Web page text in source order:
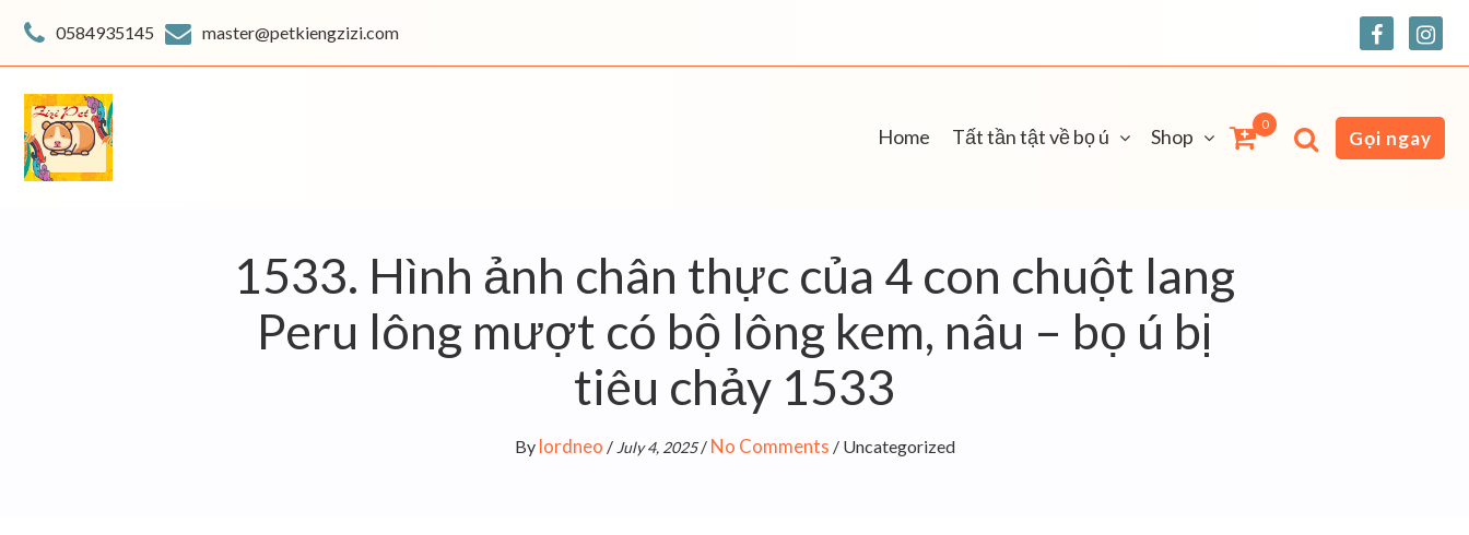
content
0584935145 master@petkiengzizi.com
Home Tất tần tật về bọ ú Shop
0
Gọi ngay
1533. Hình ảnh chân thực của 4 con chuột lang
Peru lông mượt có bộ lông kem, nâu – bọ ú bị
tiêu chảy 1533
By lordneo / July 4, 2025/ No Comments / Uncategorized